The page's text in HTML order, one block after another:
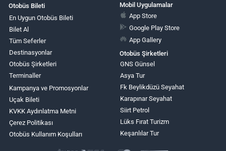
Otobüs Bileti
En Uygun Otobüs Bileti
Bilet Al
Tüm Seferler
Destinasyonlar
Otobüs Şirketleri
Terminaller
Kampanya ve Promosyonlar
Uçak Bileti
KVKK Aydınlatma Metni
Çerez Politikası
Otobüs Kullanım Koşulları
Mobil Uygulamalar
App Store
Google Play Store
App Gallery
Otobüs Şirketleri
GNS Günsel
Asya Tur
Fk Beylikdüzü Seyahat
Karapınar Seyahat
Siirt Petrol
Lüks Fırat Turizm
Keşanlılar Tur